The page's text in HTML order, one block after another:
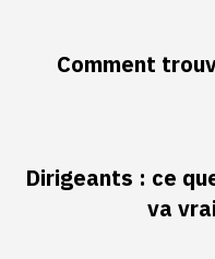
Comment
Dirigeants : ce
va